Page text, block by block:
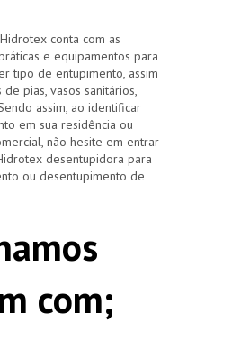
conta com as
e equipamentos para
tipo de entupimento, assim
pias, vasos sanitários,
assim, ao identificar
em sua residência ou
não hesite em entrar
desentupidora para
ou desentupimento de
com;